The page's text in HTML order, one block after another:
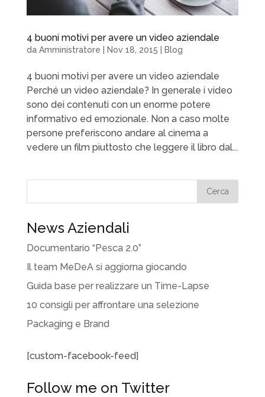
4 buoni motivi per avere un video aziendale
da Amministratore Nov 18, 2015 Blog
4 buoni motivi per avere un video aziendale
Perché un video aziendale? In generale i video
sono dei contenuti con un enorme potere
informativo ed emozionale. Non a caso molte
persone preferiscono andare al cinema a
vedere un film piuttosto che leggere il libro dal...
News Aziendali
Documentario “Pesca 2.0”
Il team MeDeA si aggiorna giocando
Guida base per realizzare un Time-Lapse
10 consigli per affrontare una selezione
Packaging e Brand
[custom-facebook-feed]
Follow me on Twitter